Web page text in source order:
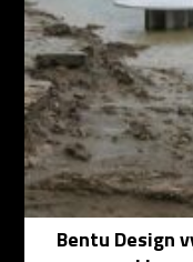
Bentu Design